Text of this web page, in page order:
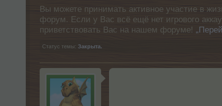
Вы можете принимать активное участие в
форум. Если у Вас всё ещё нет игрового
приветствовать Вас на нашем форуме!
Статус темы: Закрыта.